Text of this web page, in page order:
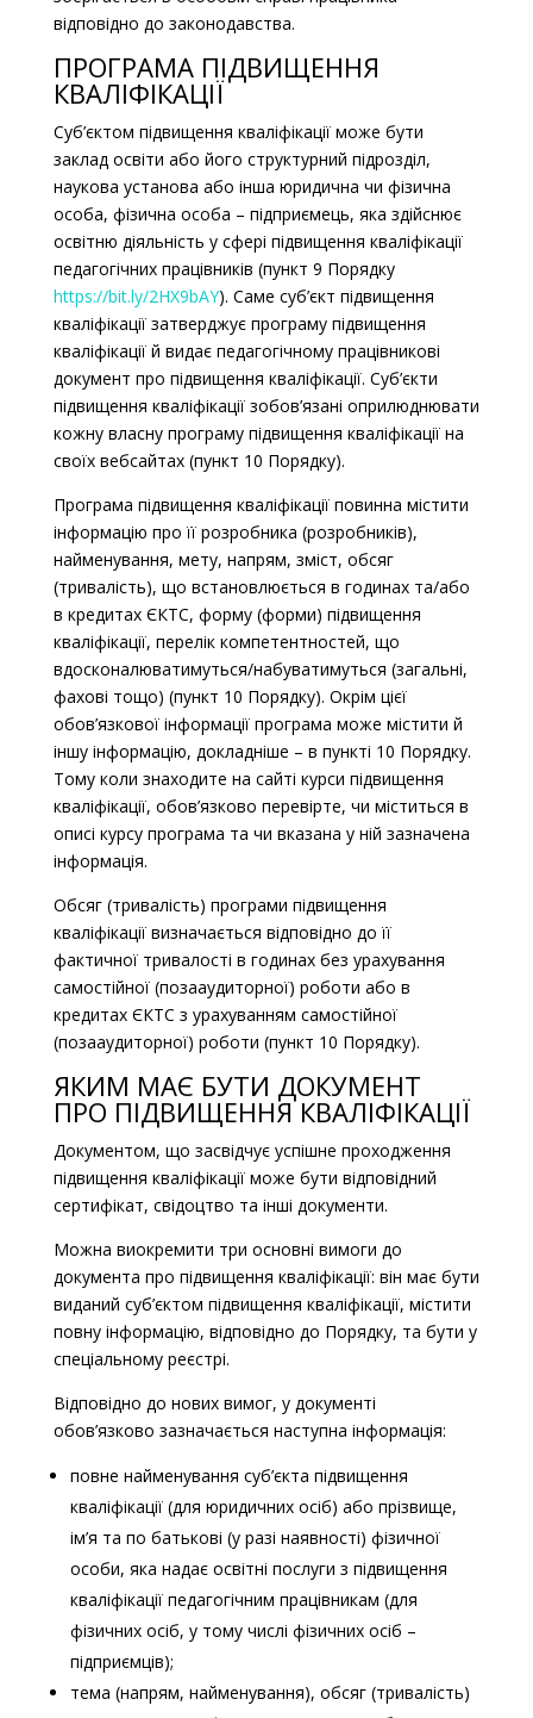
відповідно до законодавства.
ПРОГРАМА ПІДВИЩЕННЯ
КВАЛІФІКАЦІЇ
Суб’єктом підвищення кваліфікації може бути
заклад освіти або його структурний підрозділ,
наукова установа або інша юридична чи фізична
особа, фізична особа – підприємець, яка здійснює
освітню діяльність у сфері підвищення кваліфікації
педагогічних працівників (пункт 9 Порядку
https://bit.ly/2HX9bAY). Саме суб’єкт підвищення
кваліфікації затверджує програму підвищення
кваліфікації й видає педагогічному працівникові
документ про підвищення кваліфікації. Суб’єкти
підвищення кваліфікації зобов’язані оприлюднювати
кожну власну програму підвищення кваліфікації на
своїх вебсайтах (пункт 10 Порядку).
Програма підвищення кваліфікації повинна містити
інформацію про її розробника (розробників),
найменування, мету, напрям, зміст, обсяг
(тривалість), що встановлюється в годинах та/або
в кредитах ЄКТС, форму (форми) підвищення
кваліфікації, перелік компетентностей, що
вдосконалюватимуться/набуватимуться (загальні,
фахові тощо) (пункт 10 Порядку). Окрім цієї
обов’язкової інформації програма може містити й
іншу інформацію, докладніше – в пункті 10 Порядку.
Тому коли знаходите на сайті курси підвищення
кваліфікації, обов’язково перевірте, чи міститься в
описі курсу програма та чи вказана у ній зазначена
інформація.
Обсяг (тривалість) програми підвищення
кваліфікації визначається відповідно до її
фактичної тривалості в годинах без урахування
самостійної (позааудиторної) роботи або в
кредитах ЄКТС з урахуванням самостійної
(позааудиторної) роботи (пункт 10 Порядку).
ЯКИМ МАЄ БУТИ ДОКУМЕНТ
ПРО ПІДВИЩЕННЯ КВАЛІФІКАЦІЇ
Документом, що засвідчує успішне проходження
підвищення кваліфікації може бути відповідний
сертифікат, свідоцтво та інші документи.
Можна виокремити три основні вимоги до
документа про підвищення кваліфікації: він має бути
виданий суб’єктом підвищення кваліфікації, містити
повну інформацію, відповідно до Порядку, та бути у
спеціальному реєстрі.
Відповідно до нових вимог, у документі
обов’язково зазначається наступна інформація:
повне найменування суб’єкта підвищення
кваліфікації (для юридичних осіб) або прізвище,
ім’я та по батькові (у разі наявності) фізичної
особи, яка надає освітні послуги з підвищення
кваліфікації педагогічним працівникам (для
фізичних осіб, у тому числі фізичних осіб –
підприємців);
тема (напрям, найменування), обсяг (тривалість)